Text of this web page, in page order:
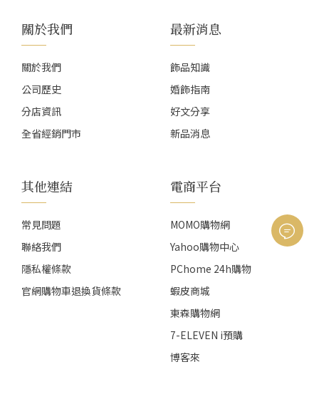
關於我們
關於我們
公司歷史
分店資訊
全省經銷門市
最新消息
飾品知識
婚飾指南
好文分享
新品消息
其他連結
常見問題
聯絡我們
隱私權條款
官網購物車退換貨條款
電商平台
MOMO購物網
Yahoo購物中心
PChome 24h購物
蝦皮商城
東森購物網
7-ELEVEN i預購
博客來